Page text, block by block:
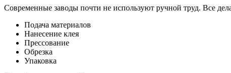
Современные заводы почти не используют ручной труд. Все
Подача материалов
Нанесение клея
Прессование
Обрезка
Упаковка